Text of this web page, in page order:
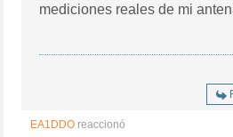
mediciones reales de mi
EA1DDO reaccionó